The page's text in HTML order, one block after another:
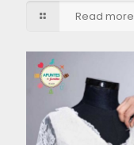
Read more